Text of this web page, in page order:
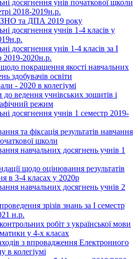
досягнення унів початкової щколи
2018-2019н.р.
ЗНО та ДПА 2019 року
досягнення учнів 1-4 класів у
досягнення унів 1-4 класів за І
2019-2020н.р.
покращення якості навчальних
здобувачів освіти
- 2020 в колегіумі
ведення учнівських зошитів і
режим
досягнення учнів 1 семестр 2019-
та фіксація результатів навчання
школи
навчальних досягнень учнів 1
щодо оцінювання результатів
в 3-4 класах у 2020р
навчальних досягнень учнів 2
зрізів знань за І семестр
н.р.
робіт з української мови
у 4-х класах
з впровадження Електронного
в колегіумі